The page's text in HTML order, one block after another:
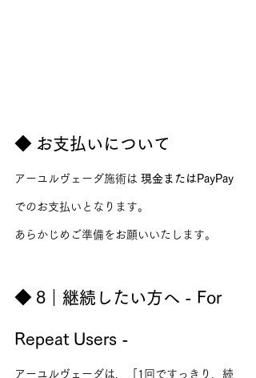
◆ お支払いについて
アーユルヴェーダ施術は 現金またはPayPay
でのお支払いとなります。
あらかじめご準備をお願いいたします。
◆ 8｜継続したい方へ - For
Repeat Users -
アーユルヴェーダは、「1回ですっきり、続